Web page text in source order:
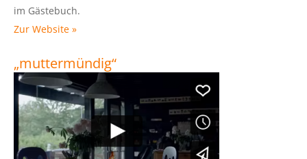
im Gästebuch.
Zur Website »
„muttermündig“